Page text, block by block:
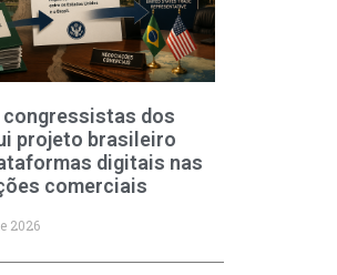
congressistas dos
projeto brasileiro
digitais nas
comerciais
2026